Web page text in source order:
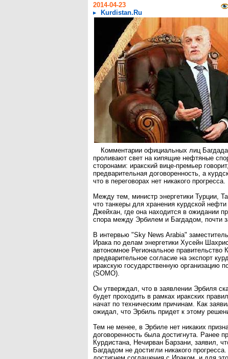
2014-04-23
Kurdistan.Ru
Комментарии официальных лиц
проливают свет на кипящие нефтяные
сторонами: иракский вице-премьер
предварительная договоренность, а
что в переговорах нет никакого прогресса.
Между тем, министр энергетики Турции,
что танкеры для хранения курдской
Джейхан, где она находится в ожидании
спора между Эрбилем и Багдадом, почти
В интервью "Sky News Arabia"
Ирака по делам энергетики Хусейн
автономное Региональное правительство
предварительное согласие на экспорт
иракскую государственную организацию
(SOMO).
Он утверждал, что в заявлении Эрбиля
будет проходить в рамках иракских
начат по техническим причинам. Как
ожидал, что Эрбиль придет к этому
Тем не менее, в Эрбиле нет никаких
договоренность была достигнута. Ранее
Курдистана, Нечирван Барзани, заявил,
Багдадом не достигли никакого